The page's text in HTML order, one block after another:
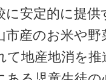
に安定的に提供
市産のお米や野
て地産地消を推